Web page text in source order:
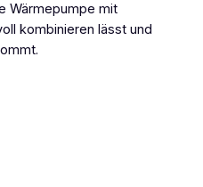
Wärmepumpe mit
kombinieren lässt und